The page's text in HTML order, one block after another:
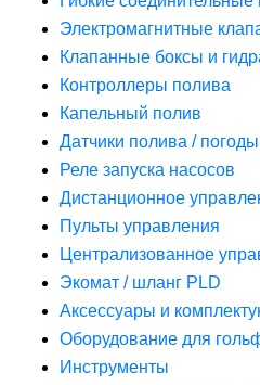
Электромагнитные
Клапанные боксы и
Контроллеры полива
Капельный полив
Датчики полива / погоды
Реле запуска насосов
Дистанционное
Пульты управления
Централизованное
Экомат / шланг PLD
Аксессуары и
Оборудование для
Инструменты